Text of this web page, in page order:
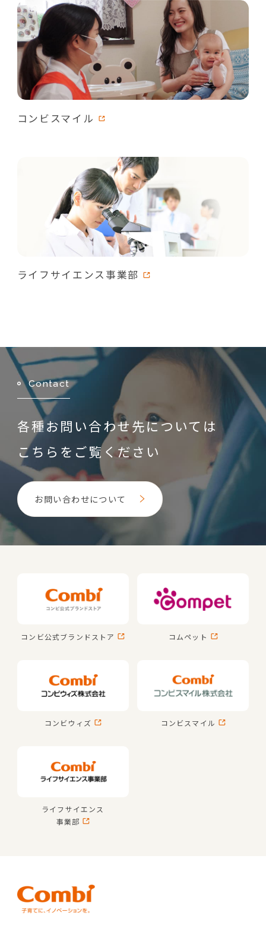
コンビスマイル
ライフサイエンス事業部
Contact
各種お問い合わせ先については
こちらをご覧ください
お問い合わせについて
コンビ公式ブランドストア コムペット
コンビウィズ コンビスマイル
ライフサイエンス
事業部